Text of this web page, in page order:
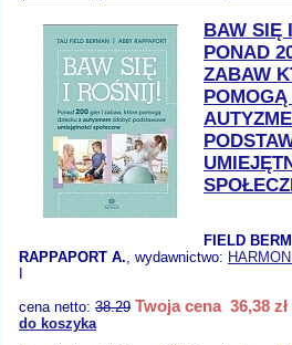
BAW SIĘ
PONAD
ZABAW
FIELD
RAPPAPORT A., wydawnictwo:
cena netto: 38.29 Twoja cena 36,38 zł
do koszyka